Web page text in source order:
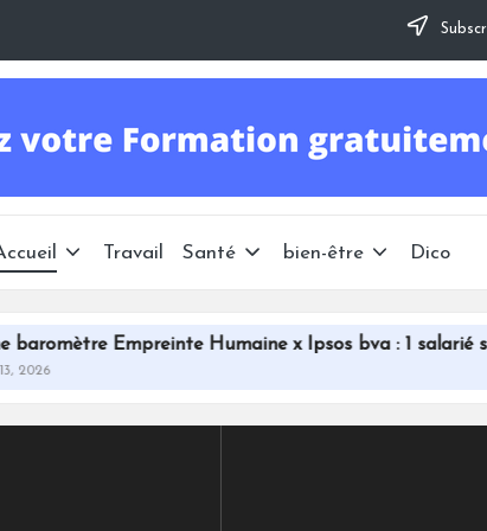
Travail Santé bien-être Dico
Humaine x Ipsos bva : 1 salarié sur 2 en